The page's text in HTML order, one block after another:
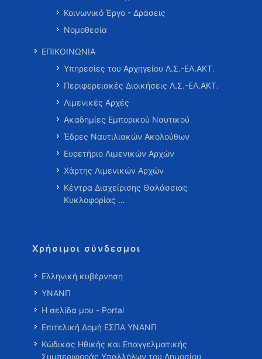
Κοινωνικό Έργο - Δράσεις
Νομοθεσία
ΕΠΙΚΟΙΝΩΝΙΑ
Υπηρεσίες του Αρχηγείου Λ.Σ.-ΕΛ.ΑΚΤ.
Περιφερειακές Διοικήσεις Λ.Σ.-ΕΛ.ΑΚΤ.
Λιμενικές Αρχές
Ακαδημίες Εμπορικού Ναυτικού
Έδρες Ναυτιλιακών Ακολούθων
Ευρετήριο Λιμενικών Αρχών
Χάρτης Λιμενικών Αρχών
Κέντρα Διαχείρισης Θαλάσσιας
Κυκλοφορίας …
Χρήσιμοι σύνδεσμοι
Ελληνική κυβέρνηση
ΥΝΑΝΠ
Η σελίδα μου - Portal
Επιτελική Δομή ΕΣΠΑ ΥΝΑΝΠ
Κώδικας Ηθικής και Επαγγελματικής
Συμπεριφοράς Υπαλλήλων του Δημοσίου